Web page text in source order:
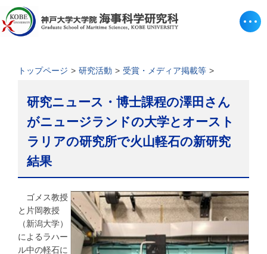
トップページ 研究活動 受賞・メディア掲載等
研究ニュース・博士課程の澤田さん
がニュージランドの大学とオースト
ラリアの研究所で火山軽石の新研究
結果
ゴメス教授
と片岡教授
（新潟大学）
によるラハー
ル中の軽石に